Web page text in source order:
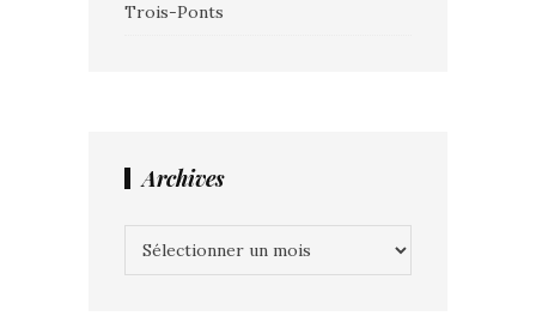
Trois-Ponts
Archives